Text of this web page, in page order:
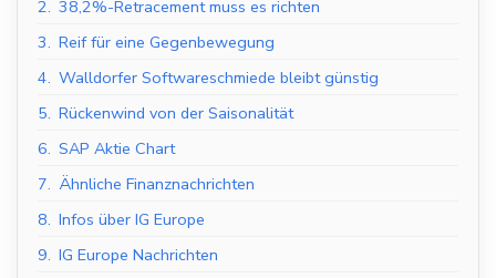
2. 38,2%-Retracement muss es richten
3. Reif für eine Gegenbewegung
4. Walldorfer Softwareschmiede bleibt günstig
5. Rückenwind von der Saisonalität
6. SAP Aktie Chart
7. Ähnliche Finanznachrichten
8. Infos über IG Europe
9. IG Europe Nachrichten